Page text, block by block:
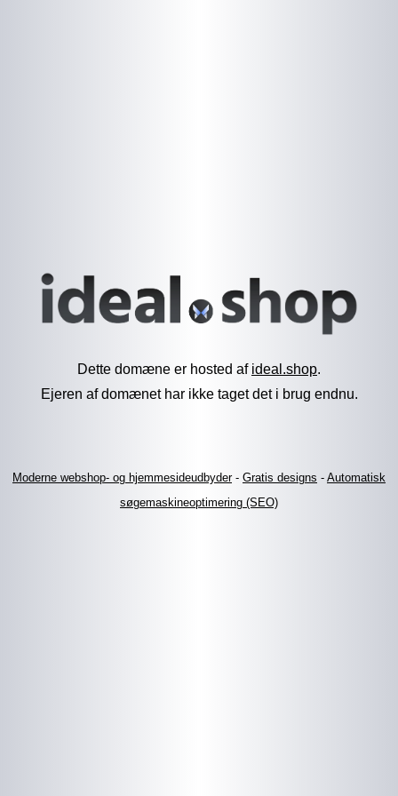
Dette domæne er hosted af ideal.shop.
Ejeren af domænet har ikke taget det i brug endnu.
Moderne webshop- og hjemmesideudbyder- Gratis designs - Automatisk
søgemaskineoptimering (SEO)